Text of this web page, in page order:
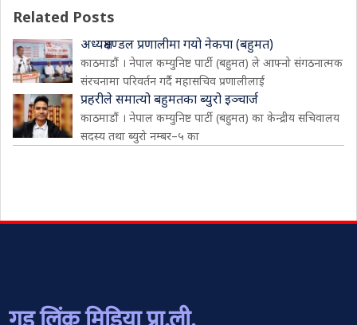
Related Posts
अध्यक्षमण्डल प्रणालीमा गयो नेकपा (बहुमत)
काठमाडौं । नेपाल कम्युनिष्ट पार्टी (बहुमत) ले आफ्नो संगठनात्मक
संरचनामा परिवर्तन गर्दै महासचिव प्रणालीलाई
प्रहरीले समात्यो बहुमतका ब्युरो इञ्चार्ज
काठमाडौं । नेपाल कम्युनिष्ट पार्टी (बहुमत) का केन्द्रीय सचिवालय
सदस्य तथा ब्युरो नम्बर–५ का